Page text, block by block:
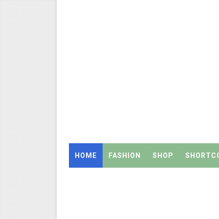
Census 2027:
TET வழக்கு: மதுரை
அரசு ஊழியர்கள் கவனத்திற்கு:
UGTRB English Unit 4
HOME FASHION SHOP